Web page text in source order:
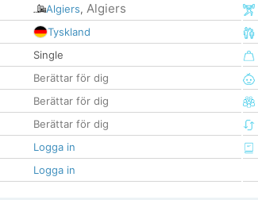
Algiers, Algiers
Tyskland
Single
Berättar för dig
Berättar för dig
Berättar för dig
Logga in
Logga in